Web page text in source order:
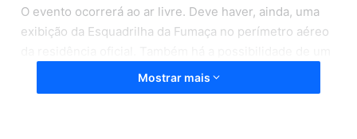
O evento ocorrerá ao ar livre. Deve haver, ainda, uma
exibição da Esquadrilha da Fumaça no perímetro aéreo
pronunciamento do presidente para as cadeias de rádio
e televisão do país sobre o Dia da Pátria.
Mostrar mais